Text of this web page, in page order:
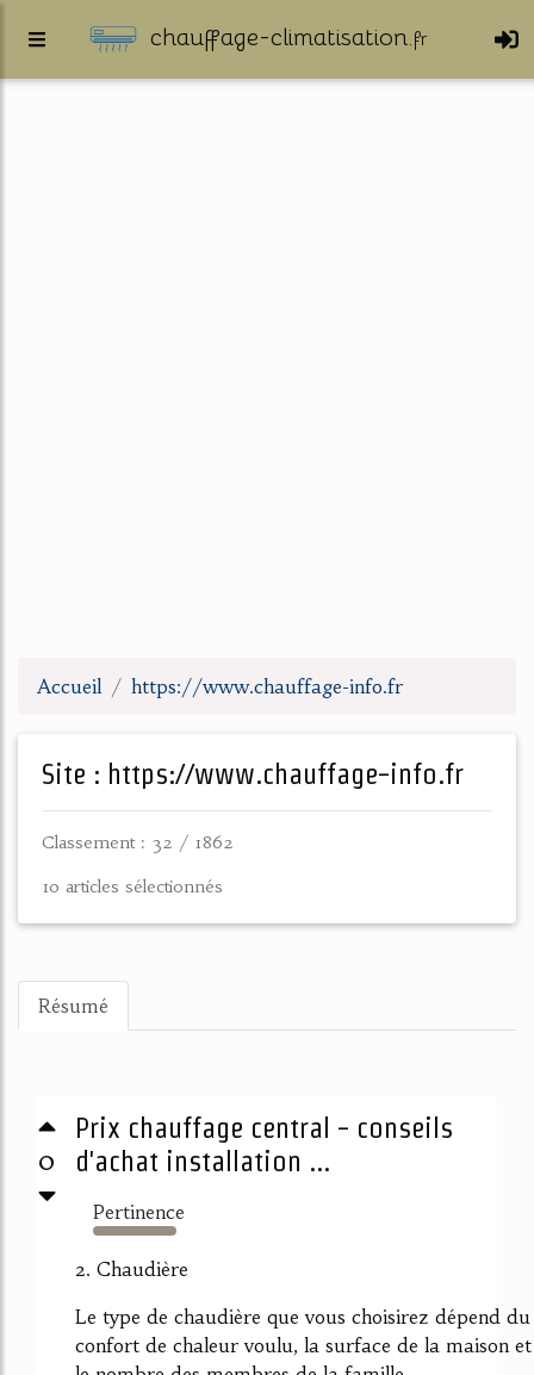
chauffage-climatisation.fr
Accueil https://www.chauffage-info.fr
Site : https://www.chauffage-info.fr
Classement : 32 / 1862
10 articles sélectionnés
Résumé
0
Prix chauffage central - conseils
d'achat installation ...
Pertinence
8896%
2. Chaudière
Le type de chaudière que vous choisirez dépend du
confort de chaleur voulu, la surface de la maison et